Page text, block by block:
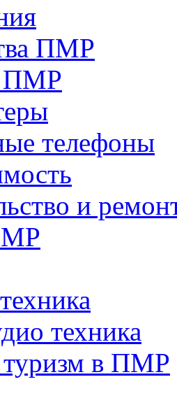
ПМР
ПМР
телефоны
и
техника
в ПМР